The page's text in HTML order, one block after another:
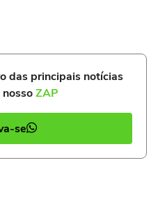
das principais notícias
ZAP
se